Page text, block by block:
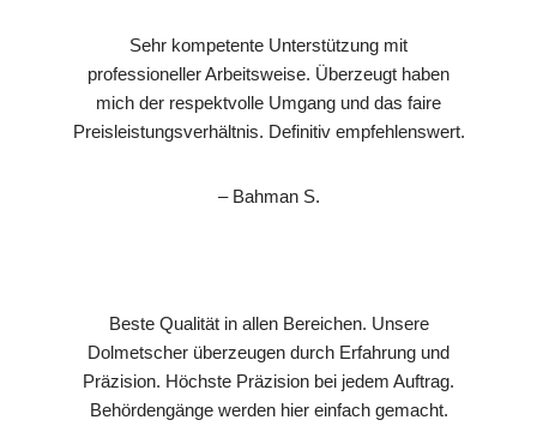
Sehr kompetente Unterstützung mit
professioneller Arbeitsweise. Überzeugt haben
mich der respektvolle Umgang und das faire
Preisleistungsverhältnis. Definitiv empfehlenswert.
– Bahman S.
Beste Qualität in allen Bereichen. Unsere
Dolmetscher überzeugen durch Erfahrung und
Präzision. Höchste Präzision bei jedem Auftrag.
Behördengänge werden hier einfach gemacht.